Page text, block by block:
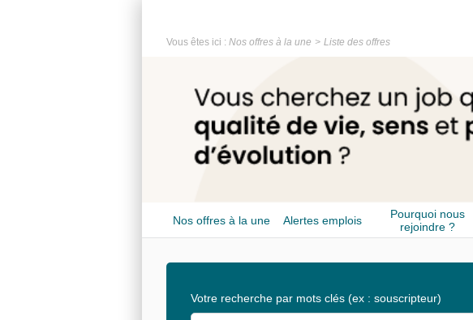
Vous êtes ici : Nos offres à la une Liste des offres
Nos offres à la une Alertes emplois
Pourquoi nous
rejoindre ?
Votre recherche par mots clés (ex : souscripteur)